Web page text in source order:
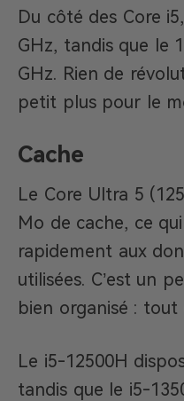
Du côté des Core
GHz, tandis que le
GHz. Rien de
petit plus pour le
Cache
Le Core Ultra 5
Mo de cache, ce
rapidement aux
utilisées. C’est un
bien organisé :
Le i5-12500H
tandis que le i5-